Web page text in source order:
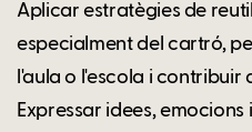
Aplicar estratègies de
especialment del cartró,
l'aula o l'escola i contribuir
Expressar idees,